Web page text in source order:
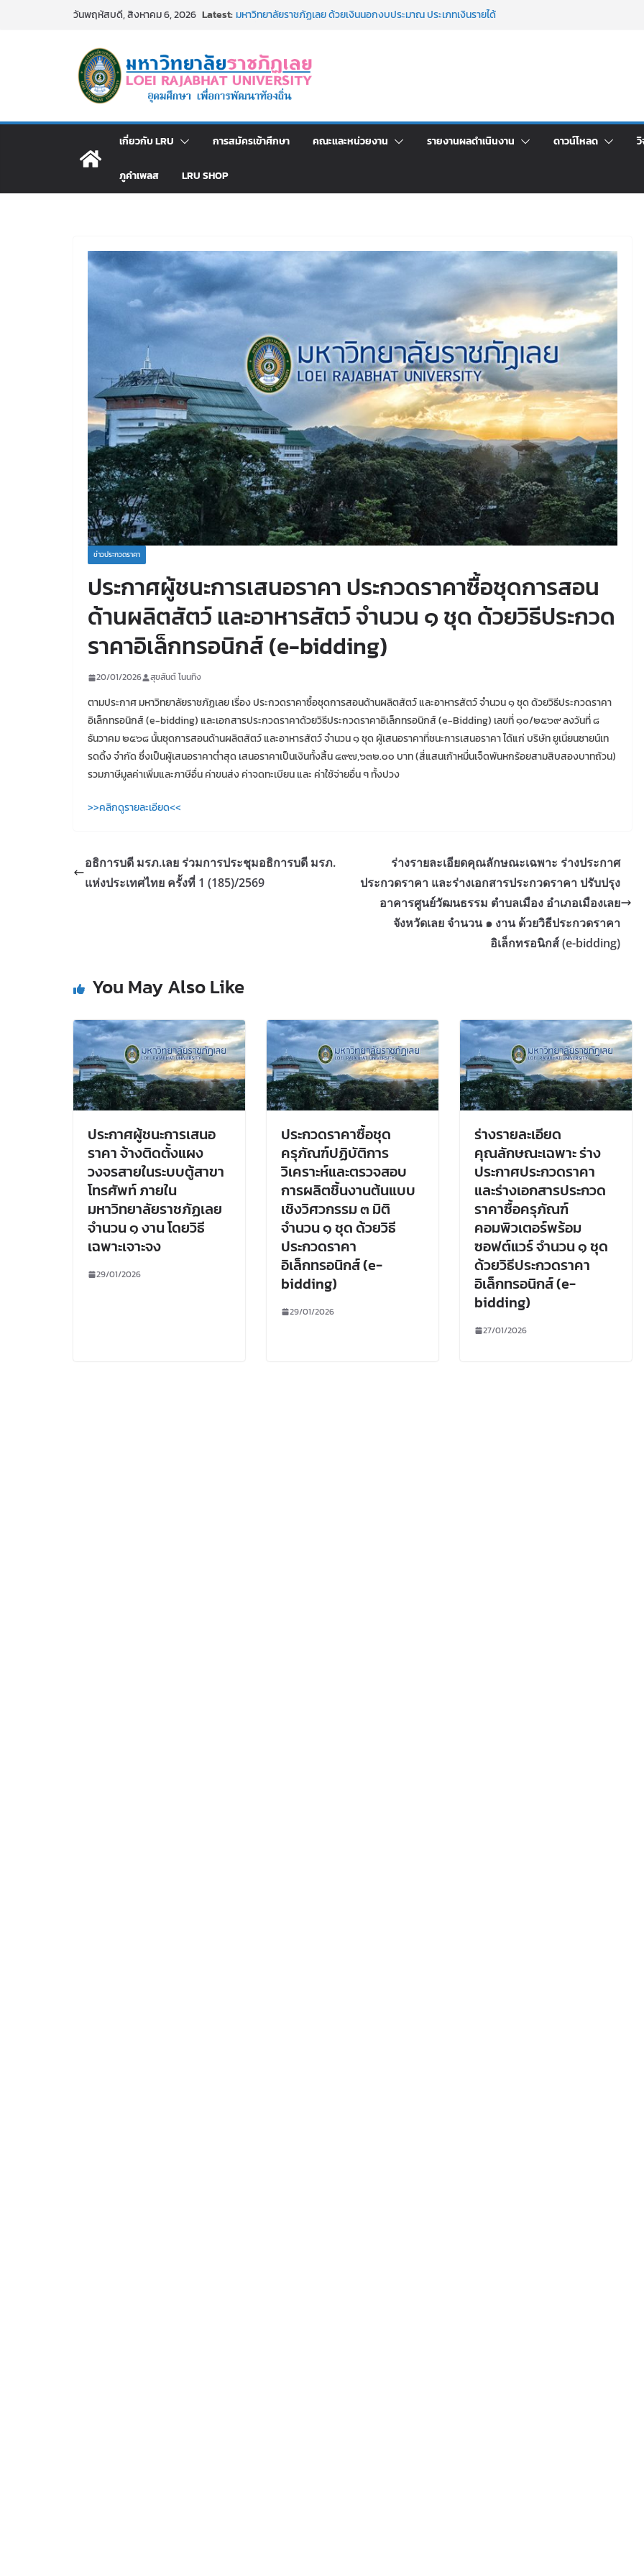
วันพฤหัสบดี, สิงหาคม 6, 2026 Latest:รายชื่อผู้ผ่านการสอบแข่งขันเพื่อเป็นลูกจ้างชั่วคราว (รายวัน) สังกัด
สังกัดมหาวิทยาลัยราชภัฏเลย ครั้งที่ 2/2569
ม.ราชภัฏเลย ประชุมคณาจารย์ประจำ ครั้งที่ 1/2569
ประกาศผู้ชนะการเสนอราคา จ้างทำปกปริญญาบัตร จำนวน ๑,๙๗๒ ชุด
โดยวิธีเฉพาะเจาะจง
สาธารณกุศล 69
เกี่ยวกับ LRU การสมัครเข้าศึกษา คณะและหน่วยงาน รายงานผลดำเนินงาน ดาวน์โหลด
ภูคำเพลส LRU SHOP
ข่าวประกวดราคา
ประกาศผู้ชนะการเสนอราคา ประกวดราคาซื้อชุดการสอน
ด้านผลิตสัตว์ และอาหารสัตว์ จำนวน ๑ ชุด ด้วยวิธีประกวด
ราคาอิเล็กทรอนิกส์ (e-bidding)
20/01/2026 สุขสันต์ โนนทิง
ตามประกาศ มหาวิทยาลัยราชภัฏเลย เรื่อง ประกวดราคาซื้อชุดการสอนด้านผลิตสัตว์ และอาหารสัตว์ จำนวน ๑ ชุด ด้วยวิธีประกวดราคา
อิเล็กทรอนิกส์ (e-bidding) และเอกสารประกวดราคาด้วยวิธีประกวดราคาอิเล็กทรอนิกส์ (e-Bidding) เลขที่ ๑๐/๒๕๖๙ ลงวันที่ ๘
ธันวาคม ๒๕๖๘ นั้นชุดการสอนด้านผลิตสัตว์ และอาหารสัตว์ จำนวน ๑ ชุด ผู้เสนอราคาที่ชนะการเสนอราคา ได้แก่ บริษัท ยูเนี่ยนซายน์เท
รดดิ้ง จำกัด ซึ่งเป็นผู้เสนอราคาต่ำสุด เสนอราคาเป็นเงินทั้งสิ้น ๔๙๗,๖๓๒.๐๐ บาท (สี่แสนเก้าหมื่นเจ็ดพันหกร้อยสามสิบสองบาทถ้วน)
รวมภาษีมูลค่าเพิ่มและภาษีอื่น ค่าขนส่ง ค่าจดทะเบียน และ ค่าใช้จ่ายอื่น ๆ ทั้งปวง
>>คลิกดูรายละเอียด<<
อธิการบดี มรภ.เลย ร่วมการประชุมอธิการบดี มรภ.
แห่งประเทศไทย ครั้งที่ 1 (185)/2569
ร่างรายละเอียดคุณลักษณะเฉพาะ ร่างประกาศ
ประกวดราคา และร่างเอกสารประกวดราคา ปรับปรุง
อาคารศูนย์วัฒนธรรม ตำบลเมือง อำเภอเมืองเลย
จังหวัดเลย จำนวน ๑ งาน ด้วยวิธีประกวดราคา
อิเล็กทรอนิกส์ (e-bidding)
You May Also Like
ประกาศผู้ชนะการเสนอ
ราคา จ้างติดตั้งแผง
วงจรสายในระบบตู้สาขา
โทรศัพท์ ภายใน
มหาวิทยาลัยราชภัฏเลย
จำนวน ๑ งาน โดยวิธี
เฉพาะเจาะจง
29/01/2026
ประกวดราคาซื้อชุด
ครุภัณฑ์ปฏิบัติการ
วิเคราะห์และตรวจสอบ
การผลิตชิ้นงานต้นแบบ
เชิงวิศวกรรม ๓ มิติ
จำนวน ๑ ชุด ด้วยวิธี
ประกวดราคา
อิเล็กทรอนิกส์ (e-
bidding)
29/01/2026
ร่างรายละเอียด
คุณลักษณะเฉพาะ ร่าง
ประกาศประกวดราคา
และร่างเอกสารประกวด
ราคาซื้อครุภัณฑ์
คอมพิวเตอร์พร้อม
ซอฟต์แวร์ จำนวน ๑ ชุด
ด้วยวิธีประกวดราคา
อิเล็กทรอนิกส์ (e-
bidding)
27/01/2026